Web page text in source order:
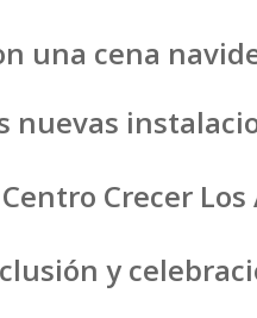
una cena
nuevas
Centro Crecer
y